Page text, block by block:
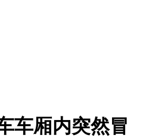
车厢内突然冒